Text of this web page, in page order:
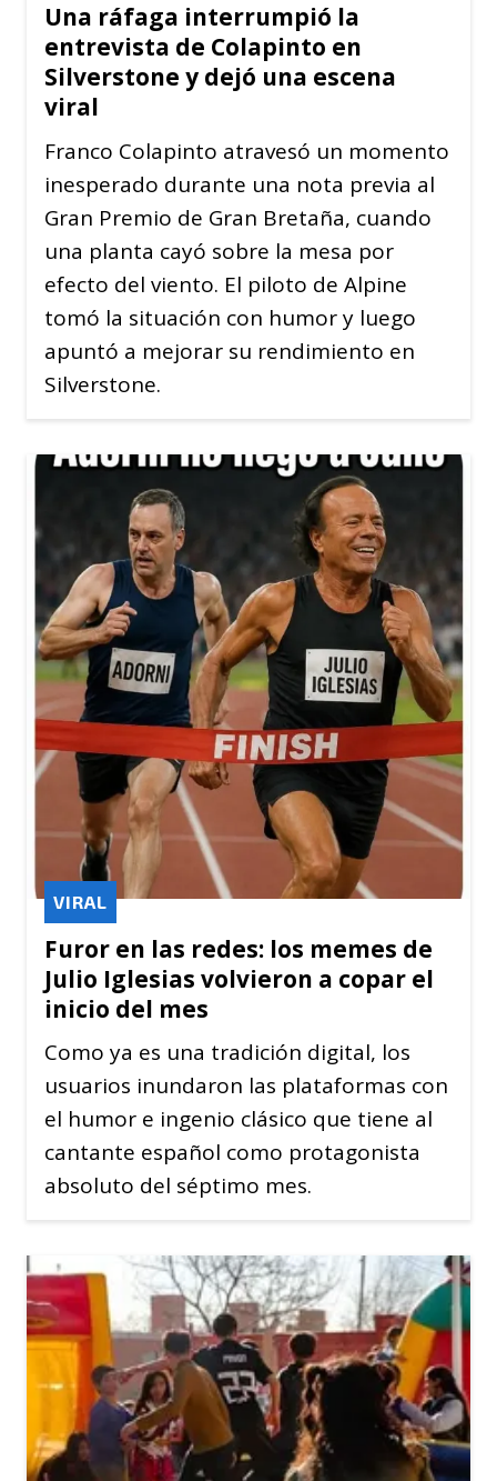
Una ráfaga interrumpió la
entrevista de Colapinto en
Silverstone y dejó una escena
viral
Franco Colapinto atravesó un momento
inesperado durante una nota previa al
Gran Premio de Gran Bretaña, cuando
una planta cayó sobre la mesa por
efecto del viento. El piloto de Alpine
tomó la situación con humor y luego
apuntó a mejorar su rendimiento en
Silverstone.
Furor en las redes: los memes de
Julio Iglesias volvieron a copar el
inicio del mes
VIRAL
Como ya es una tradición digital, los
usuarios inundaron las plataformas con
el humor e ingenio clásico que tiene al
cantante español como protagonista
absoluto del séptimo mes.